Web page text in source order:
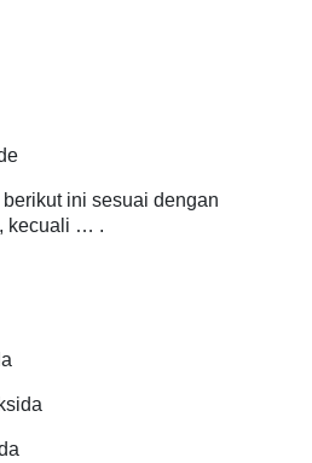
ini sesuai dengan
kecuali … .